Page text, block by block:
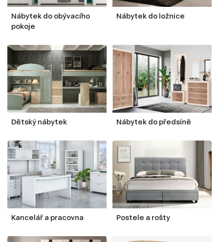
Nábytek do obývacího
pokoje
Nábytek do ložnice
Dětský nábytek Nábytek do předsíně
Kancelář a pracovna Postele a rošty